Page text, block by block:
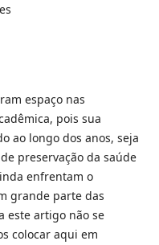
espaço nas
pois sua
ao longo dos anos, seja
preservação da saúde
enfrentam o
grande parte das
este artigo não se
colocar aqui em